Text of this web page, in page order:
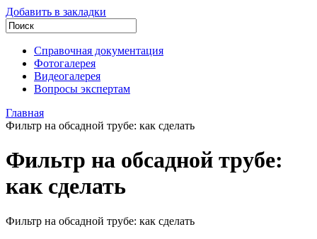
Добавить в закладки
Справочная документация
Фотогалерея
Видеогалерея
Вопросы экспертам
Главная
Фильтр на обсадной трубе: как сделать
Фильтр на обсадной трубе:
как сделать
Фильтр на обсадной трубе: как сделать